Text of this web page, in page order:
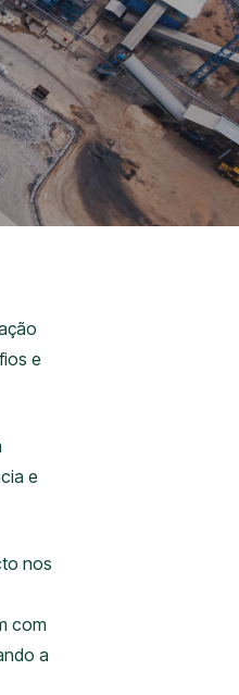
e
e
nos
com
a